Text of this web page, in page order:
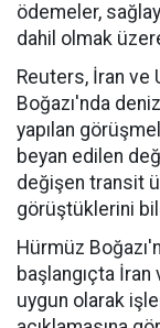
ödemeler,
dahil olmak
Reuters, İran ve
Boğazı'nda
yapılan
beyan edilen
değişen transit
görüştüklerini
Hürmüz
başlangıçta İran
uygun olarak